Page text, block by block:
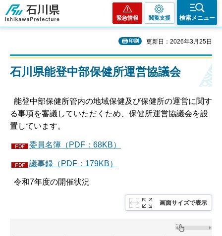
石川県
緊急情報 閲覧支援 検索メニュー
印刷 更新日：2026年3月25日
石川県能登中部保健所運営協議会
能登中部保健所管内の地域保健及び保健所の運営に関す
る事項を審議していただくため、保健所運営協議会を設
置しています。
委員名簿（PDF：68KB）
議事録（PDF：179KB）
令和7年度の開催状況
画面サイズで表示